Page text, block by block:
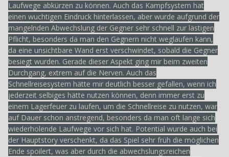
Laufwege abkürzen zu können. Auch das Kampfsystem hat
einen wuchtigen Eindruck hinterlassen, aber wurde aufgrund der
mangelnden Abwechslung der Gegner sehr schnell zur lästigen
Pflicht, besonders da man den Gegnern nicht weglaufen kann,
da eine unsichtbare Wand erst verschwindet, sobald die Gegner
besiegt wurden. Gerade dieser Aspekt ging mir beim zweiten
Durchgang, extrem auf die Nerven. Auch das
Schnellreisesystem hätte mir deutlich besser gefallen, wenn ich
jederzeit selbiges hätte nutzen können, denn immer erst zu
einem Lagerfeuer zu laufen, um die Schnellreise zu nutzen, war
auf Dauer schon anstregend, besonders da man oft lange sich
wiederholende Laufwege vor sich hat. Potential wurde auch bei
der Hauptstory verschenkt, da das Spiel sehr früh die möglichen
Ende spoilert, was aber durch die abwechslungsreichen